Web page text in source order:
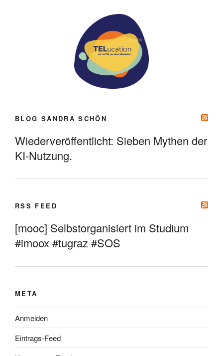
BLOG SANDRA SCHÖN
Wiederveröffentlicht: Sieben Mythen der
KI-Nutzung.
RSS FEED
[mooc] Selbstorganisiert im Studium
#imoox #tugraz #SOS
META
Anmelden
Eintrags-Feed